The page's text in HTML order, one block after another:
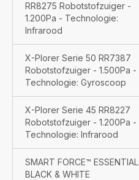
RR8275 Robotstofzuiger -
1.200Pa - Technologie:
Infrarood
X-Plorer Serie 50 RR7387
Robotstofzuiger - 1.500Pa -
Technologie: Gyroscoop
X-Plorer Serie 45 RR8227
Robotstofzuiger - 1.200Pa -
Technologie: Infrarood
SMART FORCE™ ESSENTIAL
BLACK & WHITE